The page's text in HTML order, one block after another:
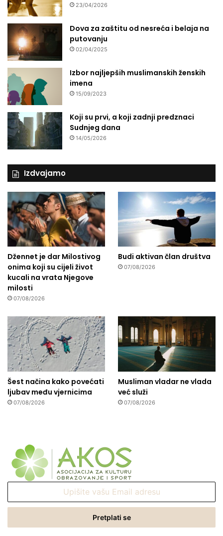
23/04/2026
Dova za zaštitu od nesreća i belaja na
putovanju
02/04/2025
Izbor najljepših muslimanskih ženskih
imena
15/09/2023
Koji su prvi, a koji zadnji predznaci
Sudnjeg dana
14/05/2026
Izdvajamo
Džennet je dar Milostivog
onima koji su cijeli život
kucali na vrata Njegove
milosti
07/08/2026
Budi aktivan član društva
07/08/2026
Šest načina kako povećati
ljubav među vjernicima
07/08/2026
Musliman vladar ne vlada
već služi
07/08/2026
Email